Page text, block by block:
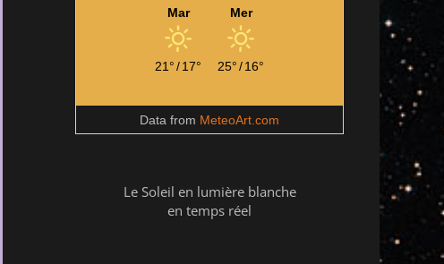
Mar
21°/17°
Mer
25°/16°
Data from MeteoArt.com
Le Soleil en lumière blanche
en temps réel